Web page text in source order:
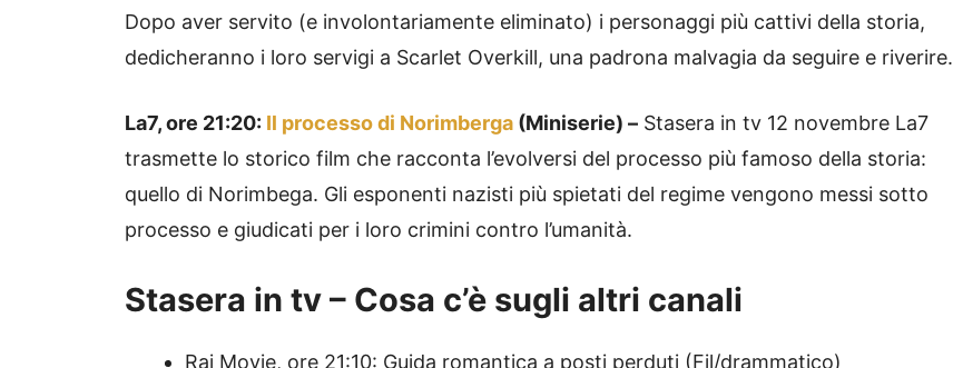
Dopo aver servito (e involontariamente eliminato) i personaggi più cattivi della storia,
dedicheranno i loro servigi a Scarlet Overkill, una padrona malvagia da seguire e riverire.
La7, ore 21:20: Il processo di Norimberga (Miniserie) – Stasera in tv 12 novembre La7
trasmette lo storico film che racconta l’evolversi del processo più famoso della storia:
quello di Norimbega. Gli esponenti nazisti più spietati del regime vengono messi sotto
processo e giudicati per i loro crimini contro l’umanità.
Stasera in tv – Cosa c’è sugli altri canali
Rai Movie, ore 21:10: Guida romantica a posti perduti (Fil/drammatico)